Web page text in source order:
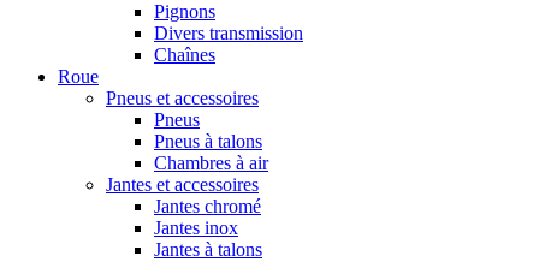
Pignons
Divers transmission
Chaînes
Roue
Pneus et accessoires
Pneus
Pneus à talons
Chambres à air
Jantes et accessoires
Jantes chromé
Jantes inox
Jantes à talons